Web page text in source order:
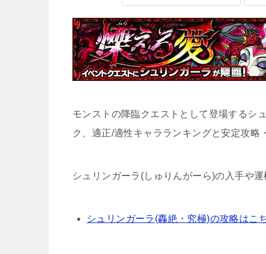
モンストの降臨クエストとして登場するシ
ク、適正/適性キャラランキングと安定攻
シュリンガーラ(しゅりんがーら)の入手や
シュリンガーラ(轟絶・究極)の攻略はこ